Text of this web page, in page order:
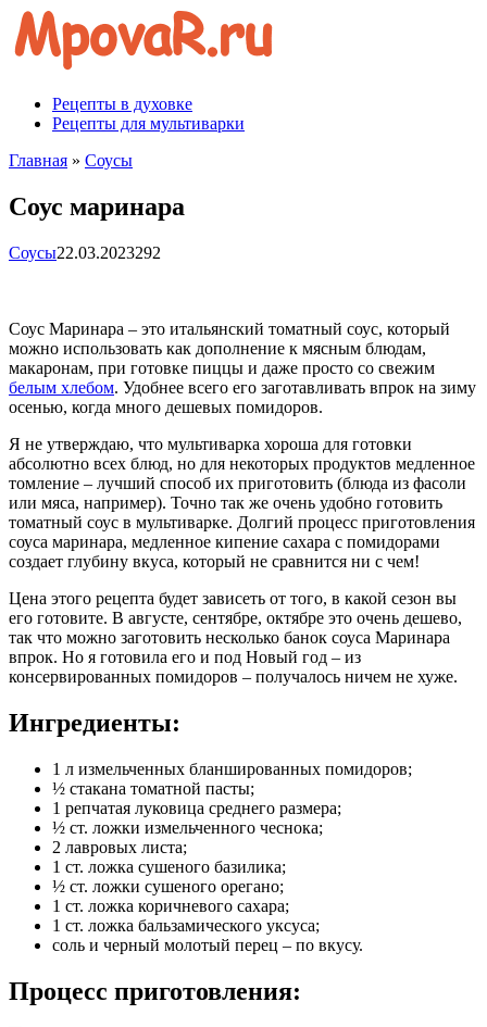
Перейти
контенту
Рецепты в духовке
Рецепты для мультиварки
Главная » Соусы
Соус маринара
Соусы22.03.2023292
Соус Маринара – это итальянский томатный соус, который
можно использовать как дополнение к мясным блюдам,
макаронам, при готовке пиццы и даже просто со свежим
белым хлебом. Удобнее всего его заготавливать впрок на зиму
осенью, когда много дешевых помидоров.
Я не утверждаю, что мультиварка хороша для готовки
абсолютно всех блюд, но для некоторых продуктов медленное
томление – лучший способ их приготовить (блюда из фасоли
или мяса, например). Точно так же очень удобно готовить
томатный соус в мультиварке. Долгий процесс приготовления
соуса маринара, медленное кипение сахара с помидорами
создает глубину вкуса, который не сравнится ни с чем!
Цена этого рецепта будет зависеть от того, в какой сезон вы
его готовите. В августе, сентябре, октябре это очень дешево,
так что можно заготовить несколько банок соуса Маринара
впрок. Но я готовила его и под Новый год – из
консервированных помидоров – получалось ничем не хуже.
Ингредиенты:
1 л измельченных бланшированных помидоров;
½ стакана томатной пасты;
1 репчатая луковица среднего размера;
½ ст. ложки измельченного чеснока;
2 лавровых листа;
1 ст. ложка сушеного базилика;
½ ст. ложки сушеного орегано;
1 ст. ложка коричневого сахара;
1 ст. ложка бальзамического уксуса;
соль и черный молотый перец – по вкусу.
Процесс приготовления: